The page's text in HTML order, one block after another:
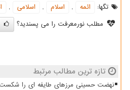
تگها:
ائمه , اسلام , اسلامی ,
مطلب نورمعرفت را می پسندید؟
تازه ترین مطالب مرتبط
نهضت حسینی مرزهای طایفه ای را